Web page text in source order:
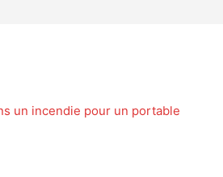
un incendie pour un portable